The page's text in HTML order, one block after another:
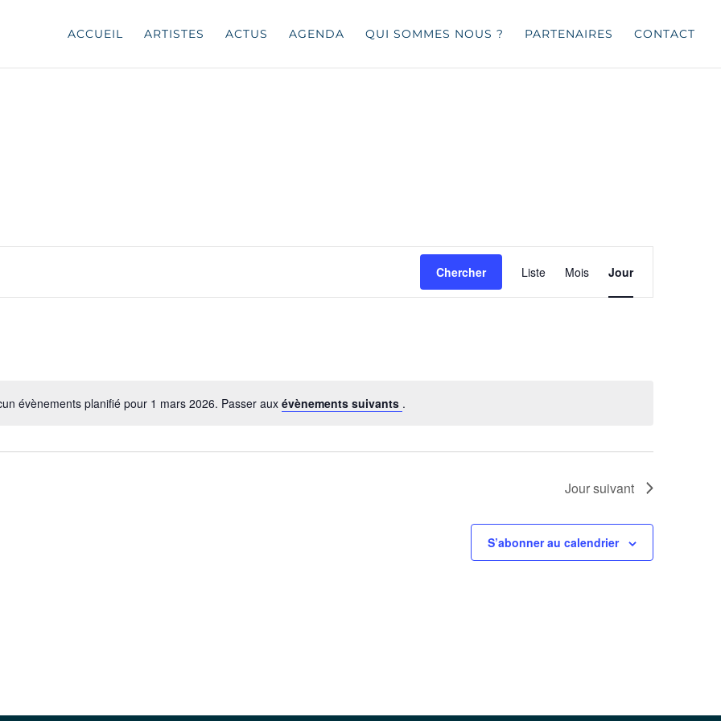
ACCUEIL ARTISTES ACTUS AGENDA QUI SOMMES NOUS ? PARTENAIRES CONTACT
évènements planifié pour 1 mars 2026. Passer aux évènements suivants .
Chercher
Navigation
de
vues
Liste Mois Jour
Jour suivant
S’abonner au calendrier